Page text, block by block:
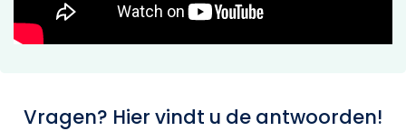
Vragen? Hier vindt u de antwoorden!